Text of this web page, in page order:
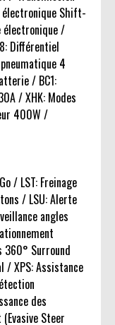
Shift-
électronique /
Différentiel
4
/ BC1:
/ XHK: Modes
400W /
/ LST: Freinage
/ LSU: Alerte
angles
360° Surround
/ XPS: Assistance
des
Steer